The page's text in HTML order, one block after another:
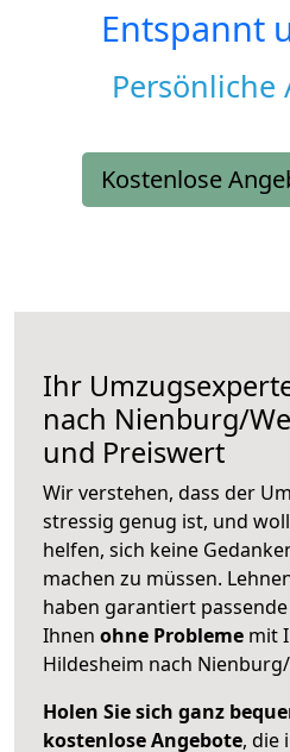
Entspannt
Persönliche
Kostenlose
Ihr
nach Nienburg/
und Preiswert
Wir verstehen, dass der
stressig genug ist, und
helfen, sich keine
machen zu müssen.
haben garantiert
Ihnen ohne Probleme mit
Hildesheim nach
Holen Sie sich ganz
kostenlose Angebote, die